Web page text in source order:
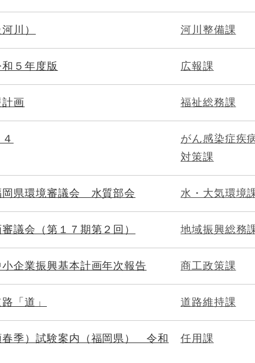
川） 河川整備課
５年度版 広報課
画 福祉総務課
がん感染症疾
対策課
岡県環境審議会 水質部会 水・大気環境
議会（第１７期第２回） 地域振興総務
企業振興基本計画年次報告 商工政策課
「道」 道路維持課
春季）試験案内（福岡県） 令和
任用課